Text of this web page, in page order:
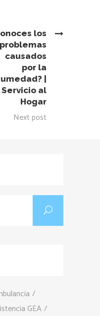
los
problemas
causados
por la
|
Servicio al
Hogar
Next post
GEA